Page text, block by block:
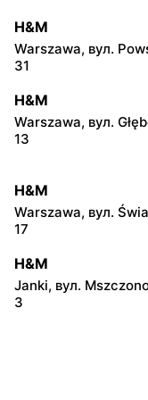
H&M
Warszawa, вул.
31
H&M
Warszawa, вул.
13
H&M
Warszawa, вул.
17
H&M
Janki, вул.
3
Piaseczno, вул.